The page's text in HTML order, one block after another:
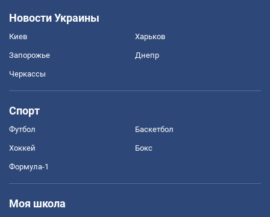
Новости Украины
Киев Харьков
Запорожье Днепр
Черкассы
Спорт
Футбол Баскетбол
Хоккей Бокс
Формула-1
Моя школа